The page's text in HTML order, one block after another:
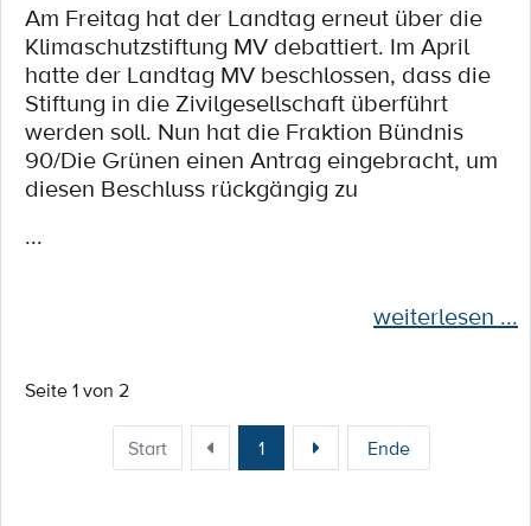
Am Freitag hat der Landtag erneut über die
Klimaschutzstiftung MV debattiert. Im April
hatte der Landtag MV beschlossen, dass die
Stiftung in die Zivilgesellschaft überführt
werden soll. Nun hat die Fraktion Bündnis
90/Die Grünen einen Antrag eingebracht, um
diesen Beschluss rückgängig zu
...
weiterlesen ...
Seite 1 von 2
Start 1 Ende